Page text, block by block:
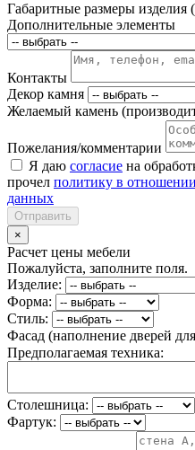
Габаритные размеры изделия
Дополнительные элементы
Контакты
Декор камня
Желаемый камень
Пожелания/комментарии
Я даю согласие на
прочел политику в
данных
Отправить
×
Расчет цены мебели
Пожалуйста, заполните поля.
Изделие:
Форма:
Стиль:
Фасад (наполнение дверей
Предполагаемая техника:
Столешница:
Фартук: